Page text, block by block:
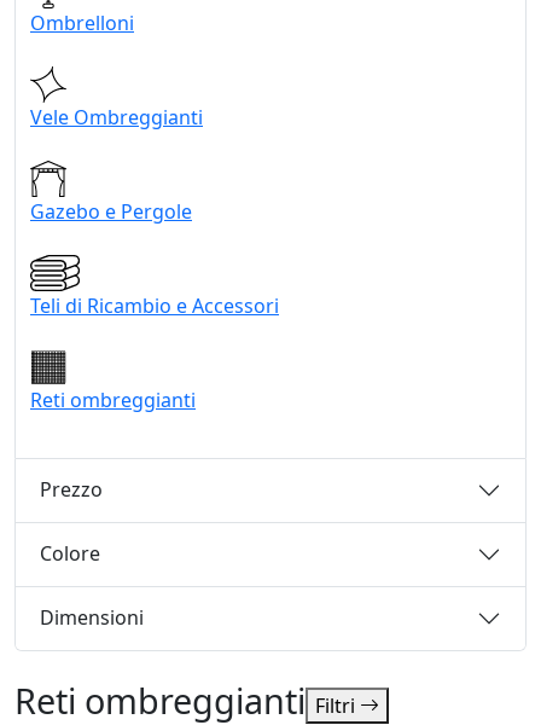
Ombrelloni
Vele Ombreggianti
Gazebo e Pergole
Teli di Ricambio e Accessori
Reti ombreggianti
Prezzo
Colore
Dimensioni
Reti ombreggianti Filtri